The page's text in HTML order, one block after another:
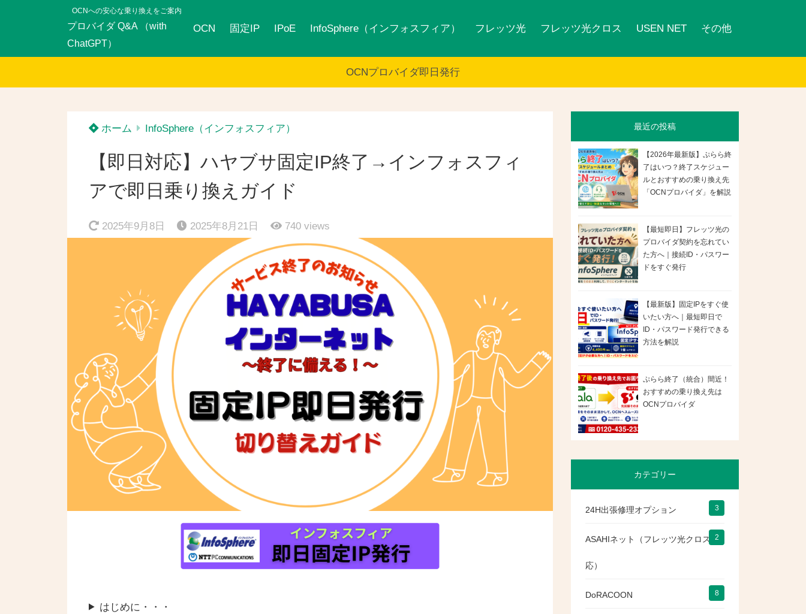
OCNへの安心な乗り換えをご案内
プロバイダ Q&A （with
ChatGPT）
OCN 固定IP IPoE InfoSphere（インフォスフィア） フレッツ光 フレッツ光クロス USEN NET その他
OCNプロバイダ即日発行
ホーム InfoSphere（インフォスフィア）
【即日対応】ハヤブサ固定IP終了→インフォスフィ
アで即日乗り換えガイド
2025年9月8日 2025年8月21日 740 views
はじめに・・・
最近の投稿
【2026年最新版】ぷらら終
了はいつ？終了スケジュー
ルとおすすめの乗り換え先
「OCNプロバイダ」を解説
【最短即日】フレッツ光の
プロバイダ契約を忘れてい
た方へ｜接続ID・パスワー
ドをすぐ発行
【最新版】固定IPをすぐ使
いたい方へ｜最短即日で
ID・パスワード発行できる
方法を解説
ぷらら終了（統合）間近！
おすすめの乗り換え先は
OCNプロバイダ
カテゴリー
24H出張修理オプション 3
ASAHIネット（フレッツ光クロス対
応）
2
DoRACOON 8